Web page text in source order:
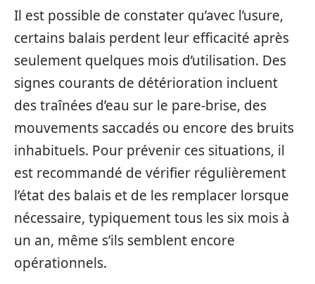
Il est possible de constater qu’avec l’usure,
certains balais perdent leur efficacité après
seulement quelques mois d’utilisation. Des
signes courants de détérioration incluent
des traînées d’eau sur le pare-brise, des
mouvements saccadés ou encore des bruits
inhabituels. Pour prévenir ces situations, il
est recommandé de vérifier régulièrement
l’état des balais et de les remplacer lorsque
nécessaire, typiquement tous les six mois à
un an, même s’ils semblent encore
opérationnels.